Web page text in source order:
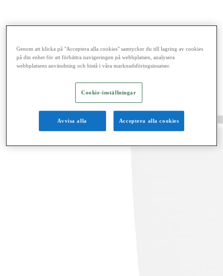
Genom att klicka på "Acceptera alla cookies" samtycker du till lagring av cookies
på din enhet för att förbättra navigeringen på webbplatsen, analysera
webbplatsens användning och bistå i våra marknadsföringsinsatser.
Cookie-inställningar
Avvisa alla Acceptera alla cookies